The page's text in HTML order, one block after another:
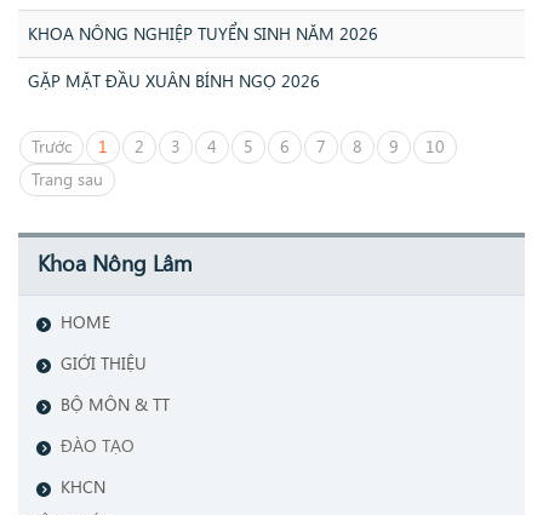
KHOA NÔNG NGHIỆP TUYỂN SINH NĂM 2026
GẶP MẶT ĐẦU XUÂN BÍNH NGỌ 2026
Trước 1 2 3 4 5 6 7 8 9
10
Trang sau
Khoa Nông Lâm
HOME
GIỚI THIỆU
BỘ MÔN & TT
ĐÀO TẠO
KHCN